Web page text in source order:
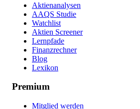
Aktienanalysen
AAQS Studie
Watchlist
Aktien Screener
Lernpfade
Finanzrechner
Blog
Lexikon
Premium
Mitglied werden